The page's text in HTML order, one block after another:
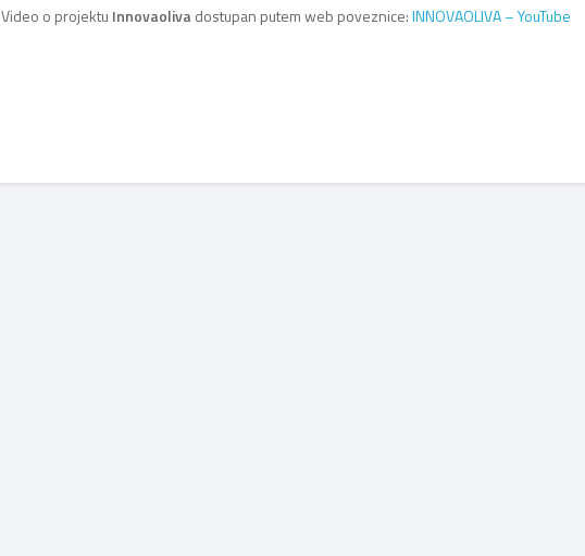
Video o projektu Innovaoliva dostupan putem web poveznice:INNOVAOLIVA – YouTube